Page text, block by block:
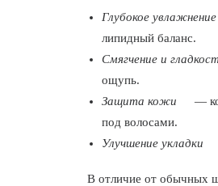
Глубокое увлажнение
липидный баланс.
Смягчение и
ощупь.
Защита кожи
—
под волосами.
Улучшение укладки
В отличие от обычных